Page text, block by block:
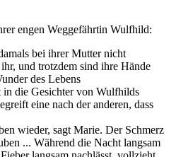
engen Weggefährtin Wulfhild:
bei ihrer Mutter nicht
und trotzdem sind ihre Hände
des Lebens
in die Gesichter von Wulfhilds
eine nach der anderen, dass
wieder, sagt Marie. Der Schmerz
... Während die Nacht langsam